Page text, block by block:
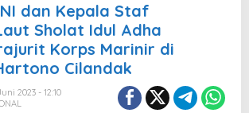
dan Kepala Staf
Sholat Idul Adha
Korps Marinir di
Cilandak
2023 - 12:10